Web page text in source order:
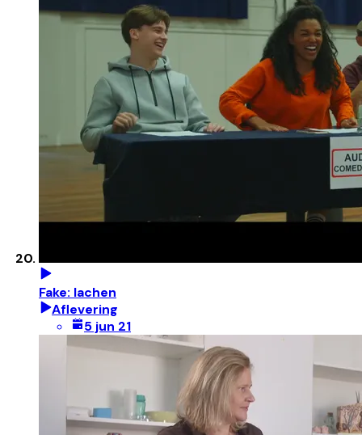
Fake: lachen
Aflevering
5 jun 21